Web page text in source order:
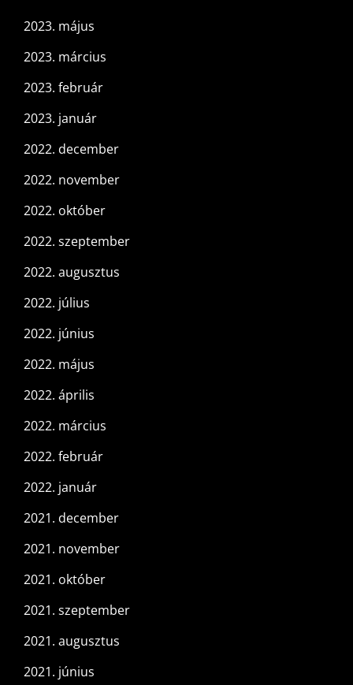
2023. május
2023. március
2023. február
2023. január
2022. december
2022. november
2022. október
2022. szeptember
2022. augusztus
2022. július
2022. június
2022. május
2022. április
2022. március
2022. február
2022. január
2021. december
2021. november
2021. október
2021. szeptember
2021. augusztus
2021. június